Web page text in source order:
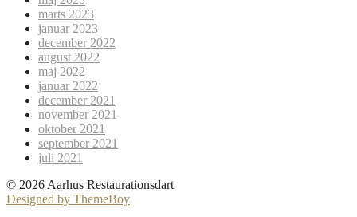
marts 2023
januar 2023
december 2022
august 2022
maj 2022
januar 2022
december 2021
november 2021
oktober 2021
september 2021
juli 2021
© 2026 Aarhus Restaurationsdart
Designed by ThemeBoy